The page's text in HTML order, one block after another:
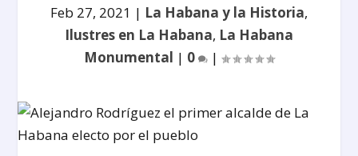
Feb 27, 2021 | La Habana y la Historia,
Ilustres en La Habana, La Habana
Monumental | 0 |